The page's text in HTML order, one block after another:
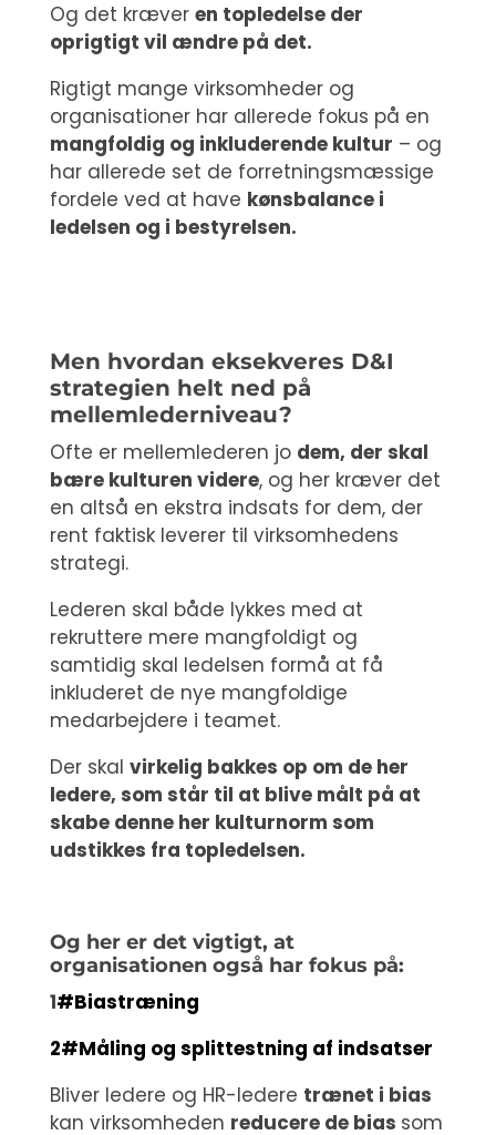
Og det kræver en topledelse der
oprigtigt vil ændre på det.
Rigtigt mange virksomheder og
organisationer har allerede fokus på en
mangfoldig og inkluderende kultur – og
har allerede set de forretningsmæssige
fordele ved at have kønsbalance i
ledelsen og i bestyrelsen.
Men hvordan eksekveres D&I
strategien helt ned på
mellemlederniveau?
Ofte er mellemlederen jo dem, der skal
bære kulturen videre, og her kræver det
en altså en ekstra indsats for dem, der
rent faktisk leverer til virksomhedens
strategi.
Lederen skal både lykkes med at
rekruttere mere mangfoldigt og
samtidig skal ledelsen formå at få
inkluderet de nye mangfoldige
medarbejdere i teamet.
Der skal virkelig bakkes op om de her
ledere, som står til at blive målt på at
skabe denne her kulturnorm som
udstikkes fra topledelsen.
Og her er det vigtigt, at
organisationen også har fokus på:
1#Biastræning
2#Måling og splittestning af indsatser
Bliver ledere og HR-ledere trænet i bias
kan virksomheden reducere de bias som